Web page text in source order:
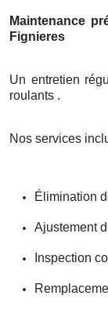
Maintenance
Fignieres
Un entretien
roulants .
Nos services
Élimination
Ajustement
Inspection